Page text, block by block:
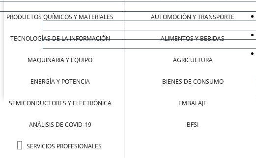
PRODUCTOS QUÍMICOS Y MATERIALES
TECNOLOGÍAS DE LA INFORMACIÓN
MAQUINARIA Y EQUIPO
ENERGÍA Y POTENCIA
SEMICONDUCTORES Y ELECTRÓNICA
ANÁLISIS DE COVID-19
SERVICIOS PROFESIONALES
AUTOMOCIÓN Y TRANSPORTE
ALIMENTOS Y BEBIDAS
AGRICULTURA
BIENES DE CONSUMO
EMBALAJE
BFSI